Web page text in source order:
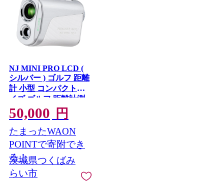
NJ MINI PRO LCD (
シルバー ) ゴルフ 距離
計 小型 コンパクトサ
イズ ゴルフ 距離計測
器 スロープモード ピ
ンサーチ＋搭載 ハー
ドケース付き [FE05-
NT]
50,000 円
たまったWAON
POINTで寄附でき
る！
茨城県つくばみ
らい市